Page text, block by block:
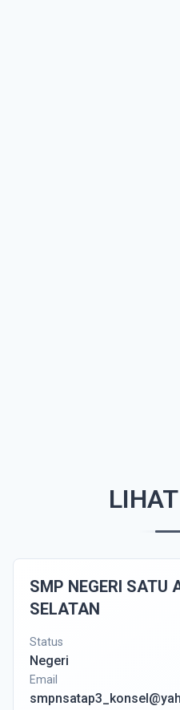
SMP NEGERI SATU
SELATAN
Status
Negeri
Email